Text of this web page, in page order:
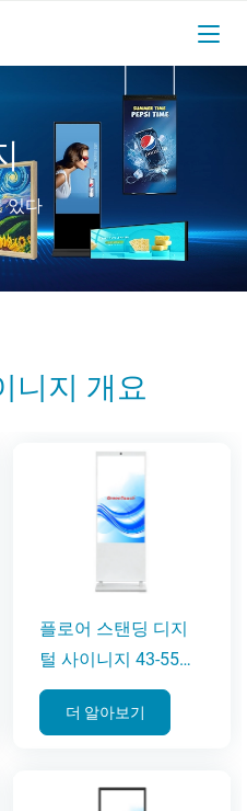
있다
니지 개요
플로어 스탠딩 디지
털 사이니지 43-55인
치(SWLD 시리즈)
더 알아보기